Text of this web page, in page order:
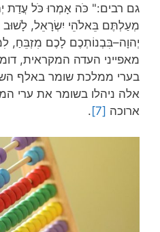
גם רבים:" כֹּה אָמְרוּ כֹּל
מְעַלְתֶּם בֵּאלֹהֵי יִשְׂרָאֵל, לָשׁוּב
יְהוָה–בִּבְנוֹתְכֶם לָכֶם מִזְבֵּחַ,
מאפייני העדה המקראית,
בערי ממלכת שומר באלף
אלה ניהלו בשומר את ערי
ארוכה [7]
.